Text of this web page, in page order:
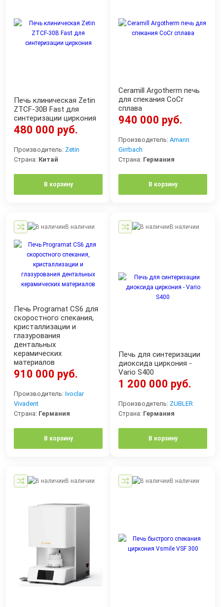
Печь клиническая Zetin
ZTCF-30B Fast для
синтеризации циркония
480 000 руб.
Производитель: Zetin
Страна: Китай
В корзину
Ceramill Argotherm печь
для спекания CoCr
сплава
940 000 руб.
Производитель: Amann
Girrbach
Страна: Германия
В корзину
В наличии
Печь Programat CS6 для
скоростного спекания,
кристаллизации и
глазурования
дентальных
керамических
материалов
910 000 руб.
Производитель: Ivoclar
Vivadent
Страна: Германия
В корзину
В наличии
Печь для синтеризации
диоксида циркония -
Vario S400
1 200 000 руб.
Производитель: ZUBLER
Страна: Германия
В корзину
В наличии В наличии